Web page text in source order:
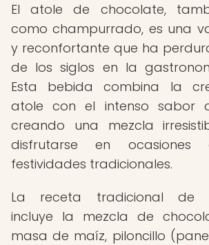
El atole de chocolate,
como champurrado, es una
y reconfortante que ha
de los siglos en la
Esta bebida combina la
atole con el intenso sabor
creando una mezcla
disfrutarse en ocasiones
festividades tradicionales.
La receta tradicional de
incluye la mezcla de
masa de maíz, piloncillo